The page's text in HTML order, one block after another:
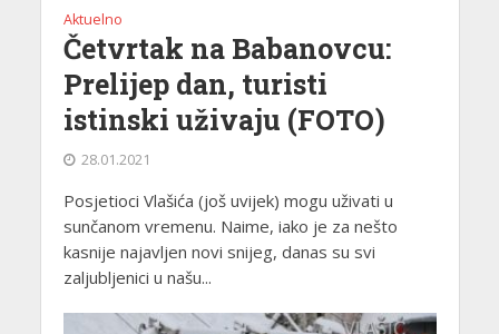
Aktuelno
Četvrtak na Babanovcu:
Prelijep dan, turisti
istinski uživaju (FOTO)
28.01.2021
Posjetioci Vlašića (još uvijek) mogu uživati u
sunčanom vremenu. Naime, iako je za nešto
kasnije najavljen novi snijeg, danas su svi
zaljubljenici u našu...